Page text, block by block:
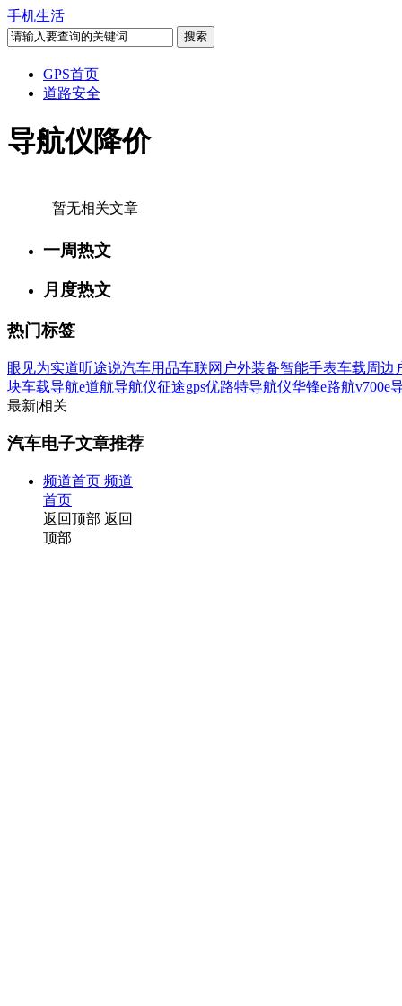
手机生活
GPS首页
道路安全
导航仪降价
暂无相关文章
一周热文
月度热文
热门标签
眼见为实道听途说汽车用品车联网 户外装备智能手表车载周边
块车载导航e道航导航仪征途gps优路特导航仪华锋e路航v700e
最新|相关
汽车电子文章推荐
频道首页 频道
首页
返回顶部 返回
顶部